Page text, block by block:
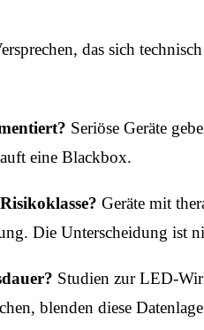
das sich
Seriöse Geräte
eine Blackbox.
Geräte mit
Die Unterscheidung ist
Studien zur LED-
blenden diese